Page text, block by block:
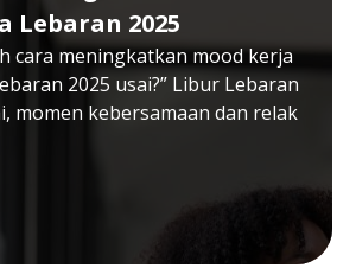
Lebaran 2025
cara meningkatkan mood kerja
2025 usai?” Libur Lebaran
momen kebersamaan dan relak